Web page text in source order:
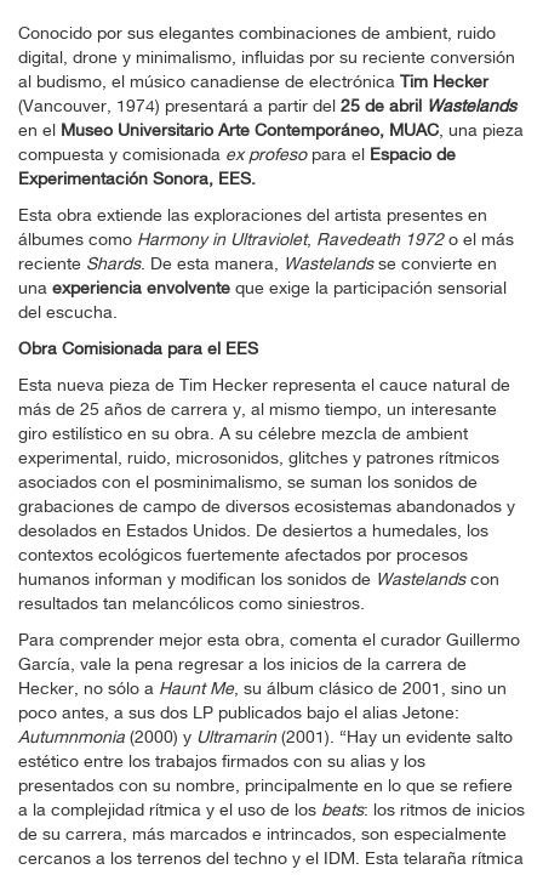
Conocido por sus elegantes combinaciones de ambient, ruido
digital, drone y minimalismo, influidas por su reciente conversión
al budismo, el músico canadiense de electrónica Tim Hecker
(Vancouver, 1974) presentará a partir del 25 de abril Wastelands
en el Museo Universitario Arte Contemporáneo, MUAC, una pieza
compuesta y comisionada ex profesopara el Espacio de
Experimentación Sonora, EES.
Esta obra extiende las exploraciones del artista presentes en
álbumes como Harmony in Ultraviolet, Ravedeath 1972o el más
reciente Shards. De esta manera, Wastelands se convierte en
una experiencia envolvente que exige la participación sensorial
del escucha.
Obra Comisionada para el EES
Esta nueva pieza de Tim Hecker representa el cauce natural de
más de 25 años de carrera y, al mismo tiempo, un interesante
giro estilístico en su obra. A su célebre mezcla de ambient
experimental, ruido, microsonidos, glitches y patrones rítmicos
asociados con el posminimalismo, se suman los sonidos de
grabaciones de campo de diversos ecosistemas abandonados y
desolados en Estados Unidos. De desiertos a humedales, los
contextos ecológicos fuertemente afectados por procesos
humanos informan y modifican los sonidos de Wastelandscon
resultados tan melancólicos como siniestros.
Para comprender mejor esta obra, comenta el curador Guillermo
García, vale la pena regresar a los inicios de la carrera de
Hecker, no sólo a Haunt Me, su álbum clásico de 2001, sino un
poco antes, a sus dos LP publicados bajo el alias Jetone:
Autumnmonia (2000) y Ultramarin(2001). “Hay un evidente salto
estético entre los trabajos firmados con su alias y los
presentados con su nombre, principalmente en lo que se refiere
a la complejidad rítmica y el uso de los beats: los ritmos de inicios
de su carrera, más marcados e intrincados, son especialmente
cercanos a los terrenos del techno y el IDM. Esta telaraña rítmica